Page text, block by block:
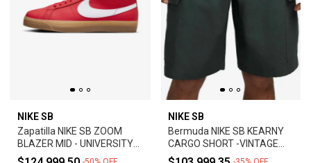
NIKE SB
Zapatilla NIKE SB ZOOM
BLAZER MID - UNIVERSITY
RED *Orange Label*
NIKE SB
Bermuda NIKE SB KEARNY
CARGO SHORT -VINTAGE
GREEN